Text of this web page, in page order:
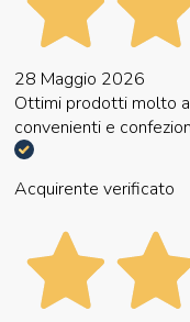
28 Maggio 2026
Ottimi prodotti molto
convenienti e
Acquirente verificato